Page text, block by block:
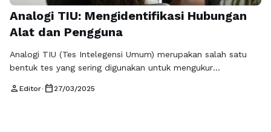
Analogi TIU: Mengidentifikasi Hubungan
Alat dan Pengguna
Analogi TIU (Tes Intelegensi Umum) merupakan salah satu
bentuk tes yang sering digunakan untuk mengukur
pendidikan dan seleksi pekerjaan. Salah satu komponen
person Editor• calendar_today 27/03/2025